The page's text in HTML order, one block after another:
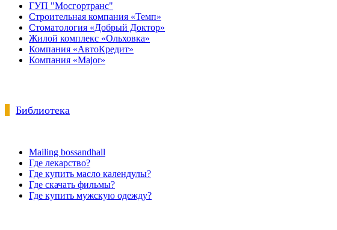
ГУП "Мосгортранс"
Строительная компания «Темп»
Стоматология «Добрый Доктор»
Жилой комплекс «Ольховка»
Компания «АвтоКредит»
Компания «Major»
Библиотека
Mailing bossandhall
Где лекарство?
Где купить масло календулы?
Где скачать фильмы?
Где купить мужскую одежду?